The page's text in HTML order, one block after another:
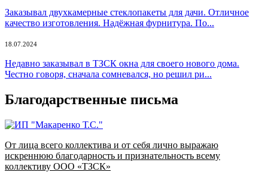
Заказывал двухкамерные стеклопакеты для дачи. Отличное
качество изготовления. Надёжная фурнитура. По...
18.07.2024
Недавно заказывал в ТЗСК окна для своего нового дома.
Честно говоря, сначала сомневался, но решил ри...
Благодарственные письма
От лица всего коллектива и от себя лично выражаю
искреннюю благодарность и признательность всему
коллективу ООО «ТЗСК»